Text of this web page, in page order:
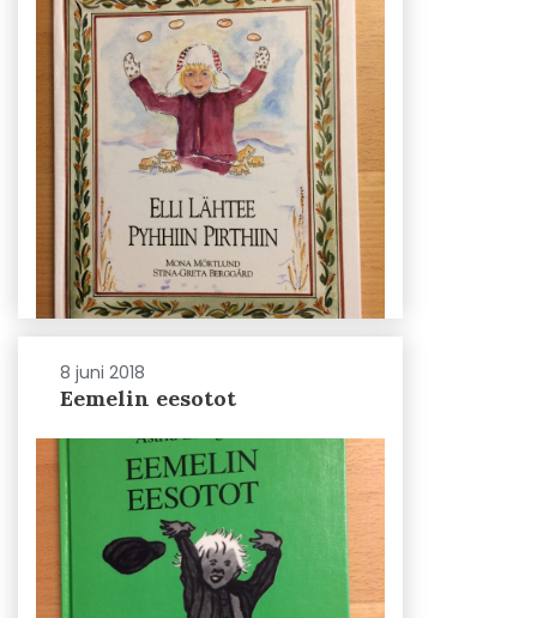
8 juni 2018
Eemelin eesotot